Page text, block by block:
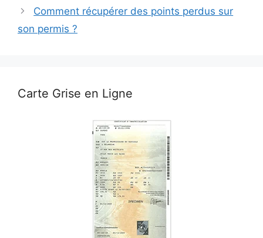
Comment récupérer des points perdus sur
son permis ?
Carte Grise en Ligne